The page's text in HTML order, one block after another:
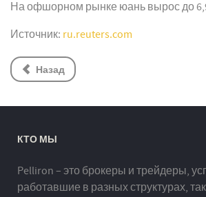
На офшорном рынке юань вырос до
Источник: ru.reuters.com
Назад
КТО МЫ
Pelliron – это брокеры и трейдеры,
работавшие в разных структурах,